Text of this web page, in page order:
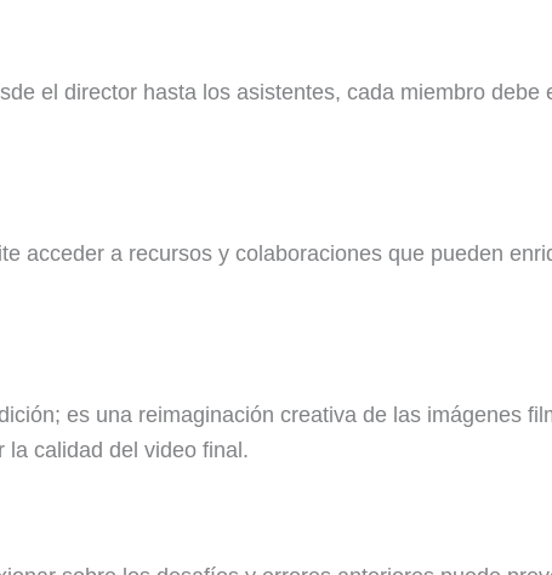
el director hasta los asistentes, cada miembro debe
acceder a recursos y colaboraciones que pueden
es una reimaginación creativa de las imágenes
la calidad del video final.